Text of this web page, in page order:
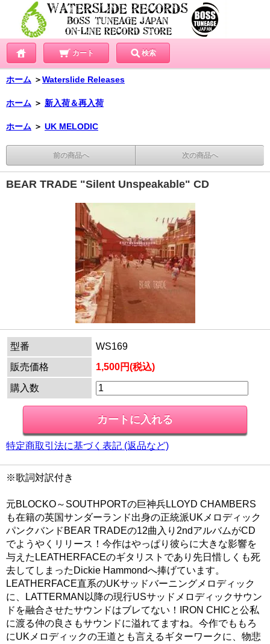
カート 検索
ホーム ＞Waterslide Releases
ホーム ＞ 新入荷＆再入荷
ホーム ＞ UK MELODIC
前の商品へ 次の商品へ
BEAR TRADE "Silent Unspeakable" CD
型番
WS169
販売価格
1,500円(税込)
購入数
特定商取引法に基づく表記 (返品など)
※歌詞対訳付き
元BLOCKO～SOUTHPORTの巨神兵LLOYD CHAMBERS
も在籍の英国サンダーランド出身の正統派UKメロディック
パンクバンドBEAR TRADEの12曲入り2ndアルバムがCD
でようやくリリース！今作はやっぱり彼らに大きな影響を
与えたLEATHERFACEのギタリストであり先日惜しくも死
去してしまったDickie Hammondへ捧げています。
LEATHERFACE直系のUKサッドバーニングメロディック
に、LATTERMAN以降の現行USサッドメロディックサウン
ドを融合させたサウンドはブレてない！IRON CHICと公私
に渡る仲の良さもサウンドに溢れてますね。今作でももろ
にUKメロディックの王道とも言えるギターワークに、物悲